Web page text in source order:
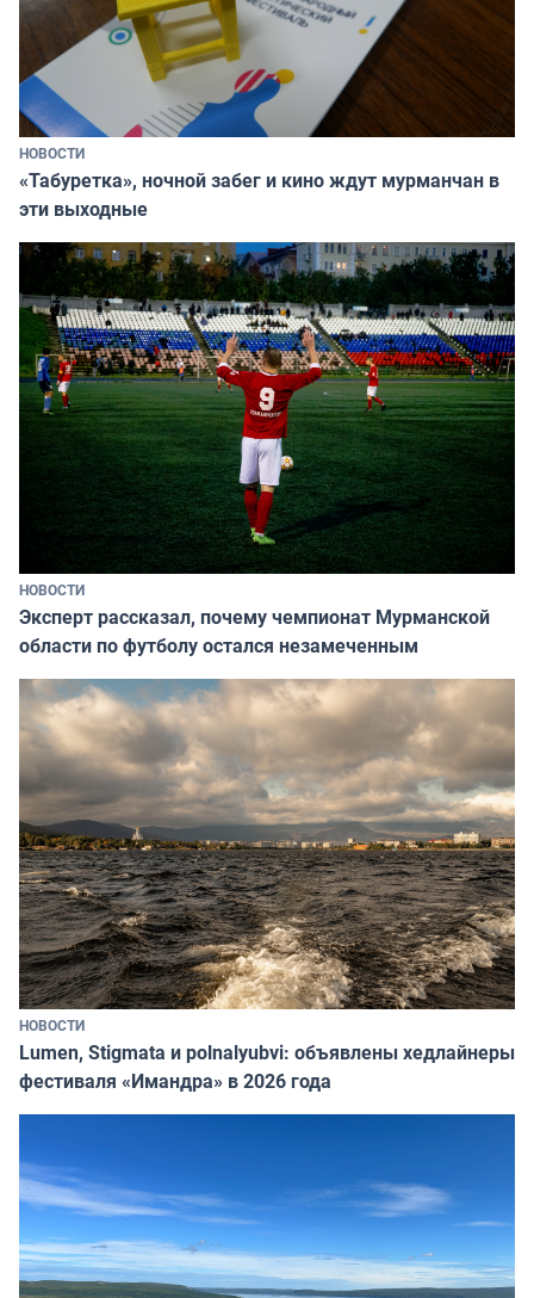
НОВОСТИ
«Табуретка», ночной забег и кино ждут мурманчан в
эти выходные
НОВОСТИ
Эксперт рассказал, почему чемпионат Мурманской
области по футболу остался незамеченным
НОВОСТИ
Lumen, Stigmata и polnalyubvi: объявлены хедлайнеры
фестиваля «Имандра» в 2026 года